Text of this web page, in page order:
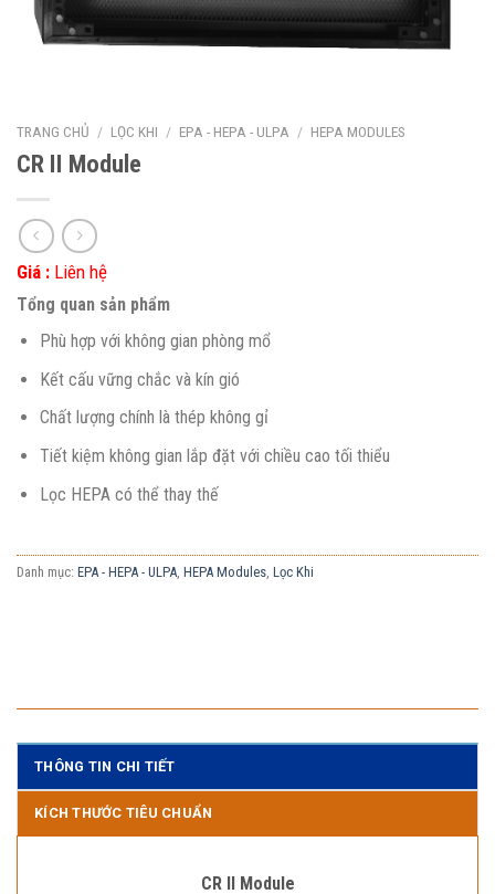
TRANG CHỦ / LỌC KHI / EPA - HEPA - ULPA / HEPA MODULES
CR II Module
Giá : Liên hệ
Tổng quan sản phẩm
Phù hợp với không gian phòng mổ
Kết cấu vững chắc và kín gió
Chất lượng chính là thép không gỉ
Tiết kiệm không gian lắp đặt với chiều cao tối thiểu
Lọc HEPA có thể thay thế
Danh mục: EPA - HEPA - ULPA, HEPA Modules, Lọc Khi
THÔNG TIN CHI TIẾT
KÍCH THƯỚC TIÊU CHUẨN
CR II Module